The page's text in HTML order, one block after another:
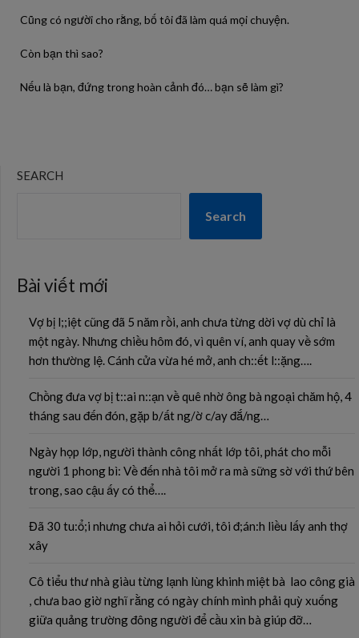
Cũng có người cho rằng, bố tôi đã làm quá mọi chuyện.
Còn bạn thì sao?
Nếu là bạn, đứng trong hoàn cảnh đó… bạn sẽ làm gì?
SEARCH
Search
Bài viết mới
Vợ bị l;;iệt cũng đã 5 năm rồi, anh chưa từng dời vợ dù chỉ là
một ngày. Nhưng chiều hôm đó, vì quên ví, anh quay về sớm
hơn thường lệ. Cánh cửa vừa hé mở, anh ch::ết l::ặng….
Chồng đưa vợ bị t::ai n::ạn về quê nhờ ông bà ngoại chăm hộ, 4
tháng sau đến đón, gặp b/ất ng/ờ c/ay đắ/ng…
Ngày họp lớp, người thành công nhất lớp tôi, phát cho mỗi
người 1 phong bì: Về đến nhà tôi mở ra mà sững sờ với thứ bên
trong, sao cậu ấy có thể….
Đã 30 tu:ổ;i nhưng chưa ai hỏi cưới, tôi đ;án:h liều lấy anh thợ
xây
Cô tiểu thư nhà giàu từng lạnh lùng khinh miệt bà lao công già
, chưa bao giờ nghĩ rằng có ngày chính mình phải quỳ xuống
giữa quảng trường đông người để cầu xin bà giúp đỡ…